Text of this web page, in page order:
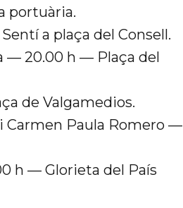
portuària.
a plaça del Consell.
— 20.00 h — Plaça del
de Valgamedios.
Carmen Paula Romero —
h — Glorieta del País